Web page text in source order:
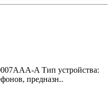
A Тип устройства:
предназн..